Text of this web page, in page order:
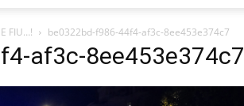
FIU…! be0322bd-f986-44f4-af3c-8ee453e374c7
af3c-8ee453e374c7